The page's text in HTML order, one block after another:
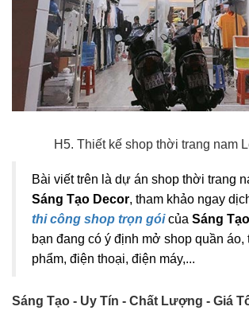
H5. Thiết kế shop thời trang nam
Bài viết trên là dự án shop thời trang
Sáng Tạo Decor, tham khảo ngay
thi công shop trọn góicủa Sáng
bạn đang có ý định mở shop quần áo,
phẩm, điện thoại, điện máy,...
Sáng Tạo - Uy Tín - Chất Lượng - Giá